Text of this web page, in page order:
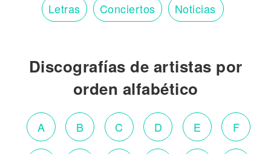
Letras Conciertos Noticias
Discografías de artistas por
orden alfabético
A B C D E F